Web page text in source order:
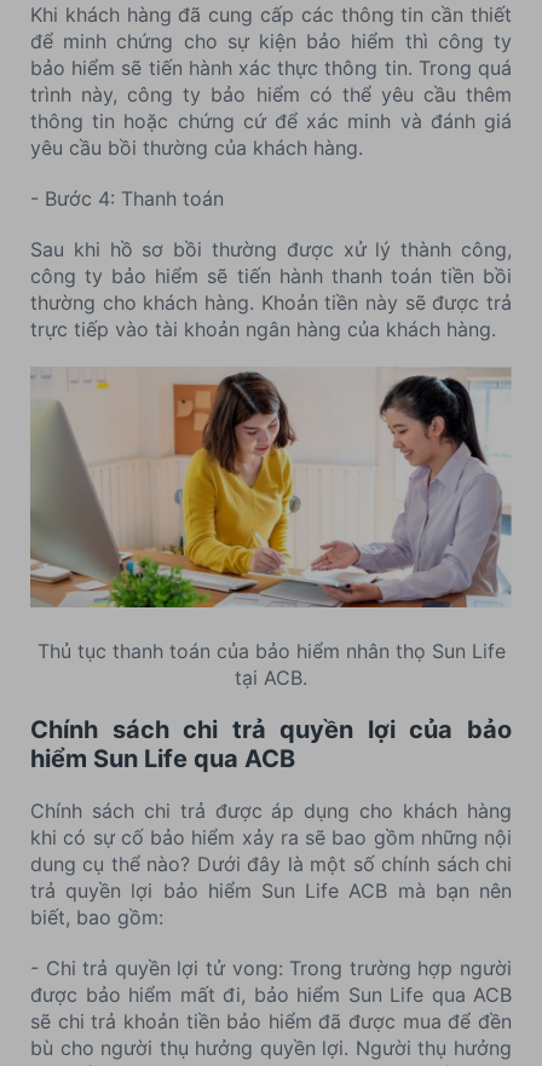
Khi khách hàng đã cung cấp các thông tin cần thiết
để minh chứng cho sự kiện bảo hiểm thì công ty
bảo hiểm sẽ tiến hành xác thực thông tin. Trong quá
trình này, công ty bảo hiểm có thể yêu cầu thêm
thông tin hoặc chứng cứ để xác minh và đánh giá
yêu cầu bồi thường của khách hàng.
- Bước 4: Thanh toán
Sau khi hồ sơ bồi thường được xử lý thành công,
công ty bảo hiểm sẽ tiến hành thanh toán tiền bồi
thường cho khách hàng. Khoản tiền này sẽ được trả
trực tiếp vào tài khoản ngân hàng của khách hàng.
Thủ tục thanh toán của bảo hiểm nhân thọ Sun Life
tại ACB.
Chính sách chi trả quyền lợi của bảo
hiểm Sun Life qua ACB
Chính sách chi trả được áp dụng cho khách hàng
khi có sự cố bảo hiểm xảy ra sẽ bao gồm những nội
dung cụ thể nào? Dưới đây là một số chính sách chi
trả quyền lợi bảo hiểm Sun Life ACB mà bạn nên
biết, bao gồm:
- Chi trả quyền lợi tử vong: Trong trường hợp người
được bảo hiểm mất đi, bảo hiểm Sun Life qua ACB
sẽ chi trả khoản tiền bảo hiểm đã được mua để đền
bù cho người thụ hưởng quyền lợi. Người thụ hưởng